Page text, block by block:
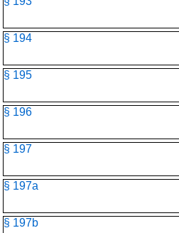
§ 194
§ 195
§ 196
§ 197
§ 197a
§ 197b